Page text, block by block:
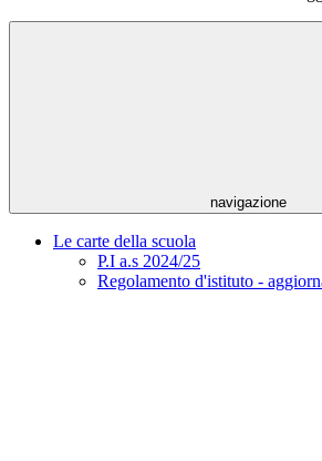
navigazione
Le carte della scuola
P.I a.s 2024/25
Regolamento d'istituto -